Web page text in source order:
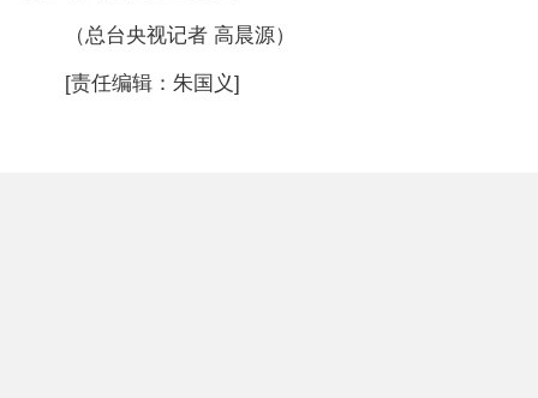
（总台央视记者 高晨源）
[责任编辑：朱国义]